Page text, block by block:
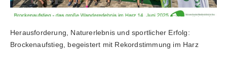
Herausforderung, Naturerlebnis und sportlicher Erfolg:
Brockenaufstieg, begeistert mit Rekordstimmung im Harz